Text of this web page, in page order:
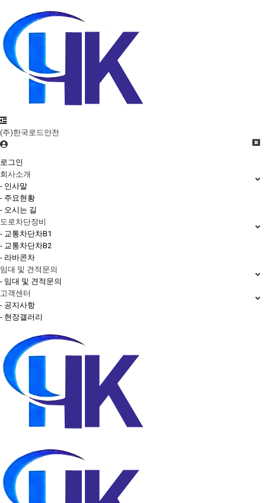
(주)한국로드안전
로그인
회사소개
- 인사말
- 주요현황
- 오시는 길
도로차단장비
- 교통차단차B1
- 교통차단차B2
- 라바콘차
임대 및 견적문의
- 임대 및 견적문의
고객센터
- 공지사항
- 현장갤러리